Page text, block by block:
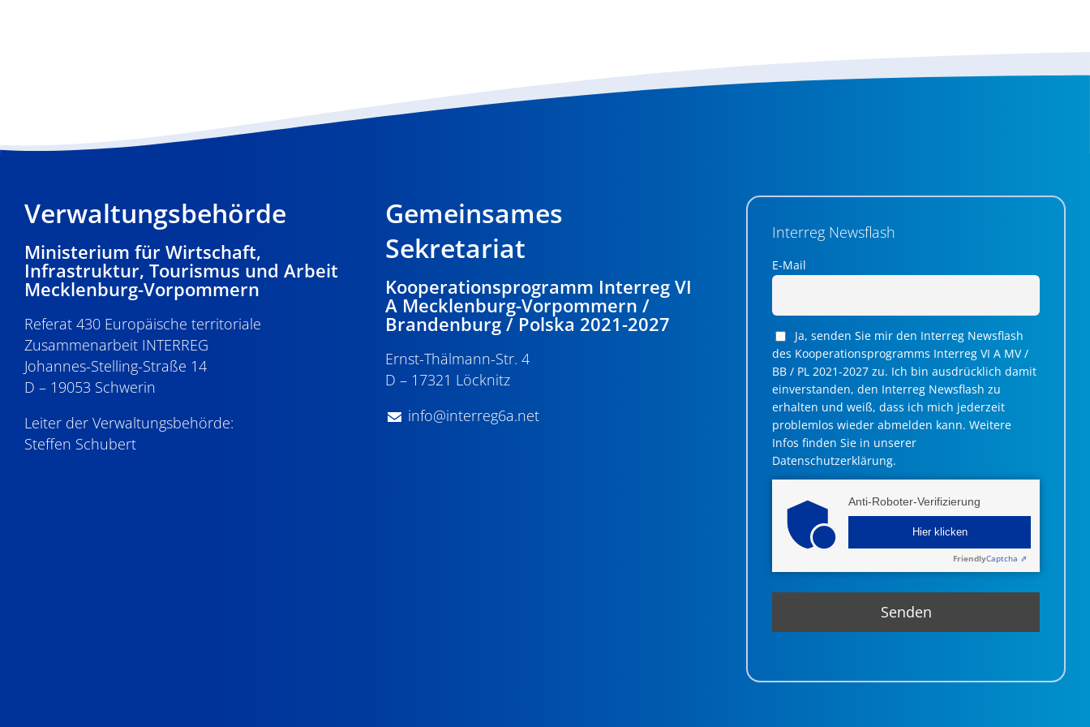
Verwaltungsbehörde
Ministerium für Wirtschaft,
Infrastruktur, Tourismus und Arbeit
Mecklenburg-Vorpommern
Referat 430 Europäische territoriale
Zusammenarbeit INTERREG
Johannes-Stelling-Straße 14
D – 19053 Schwerin
Leiter der Verwaltungsbehörde:
Steffen Schubert
Gemeinsames
Sekretariat
Kooperationsprogramm Interreg VI
A Mecklenburg-Vorpommern /
Brandenburg / Polska 2021-2027
Ernst-Thälmann-Str. 4
D – 17321 Löcknitz
info@interreg6a.net
Interreg Newsflash
E-Mail
Ja, senden Sie mir den Interreg Newsflash
des Kooperationsprogramms Interreg VI A MV /
BB / PL 2021-2027 zu. Ich bin ausdrücklich damit
einverstanden, den Interreg Newsflash zu
erhalten und weiß, dass ich mich jederzeit
problemlos wieder abmelden kann. Weitere
Infos finden Sie in unserer
Datenschutzerklärung.
Anti-Roboter-Verifizierung
Hier klicken
FriendlyCaptcha ⇗